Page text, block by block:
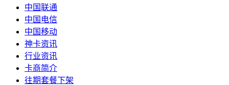
中国联通
中国电信
中国移动
神卡资讯
行业资讯
卡商简介
往期套餐下架